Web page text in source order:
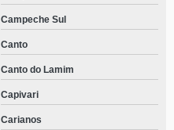
Campeche Sul
Canto
Canto do Lamim
Capivari
Carianos